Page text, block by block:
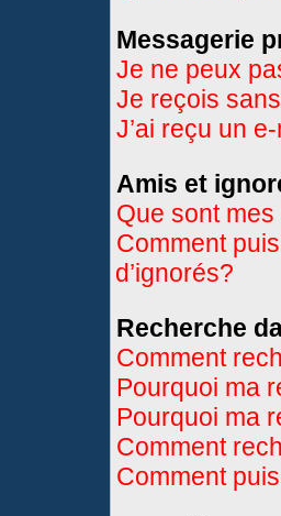
Messagerie
Je ne peux
Je reçois
J’ai reçu un
Amis et
Que sont mes
Comment
d’ignorés?
Recherche
Comment
Pourquoi ma
Pourquoi ma
Comment
Comment